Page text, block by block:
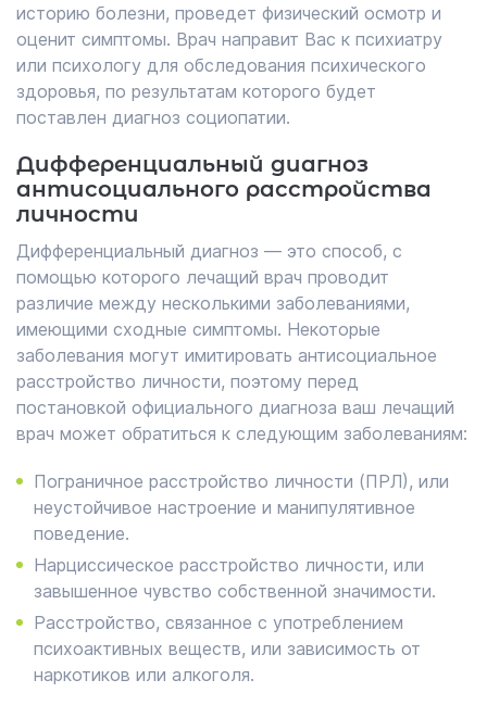
историю болезни, проведет физический осмотр и
оценит симптомы. Врач направит Вас к психиатру
или психологу для обследования психического
здоровья, по результатам которого будет
поставлен диагноз социопатии.
Дифференциальный диагноз
антисоциального расстройства
личности
Дифференциальный диагноз — это способ, с
помощью которого лечащий врач проводит
различие между несколькими заболеваниями,
имеющими сходные симптомы. Некоторые
заболевания могут имитировать антисоциальное
расстройство личности, поэтому перед
постановкой официального диагноза ваш лечащий
врач может обратиться к следующим заболеваниям:
Пограничное расстройство личности (ПРЛ), или
неустойчивое настроение и манипулятивное
поведение.
Нарциссическое расстройство личности, или
завышенное чувство собственной значимости.
Расстройство, связанное с употреблением
психоактивных веществ, или зависимость от
наркотиков или алкоголя.